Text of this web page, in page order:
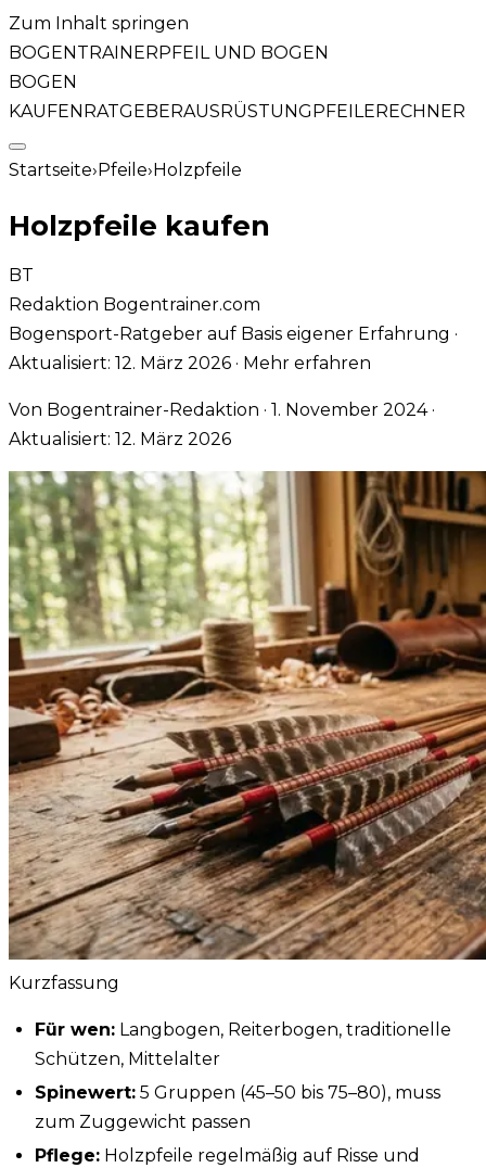
Zum Inhalt springen
BOGENTRAINERPFEIL UND BOGEN
BOGEN
KAUFENRATGEBERAUSRÜSTUNGPFEILERECHNER
Startseite›Pfeile›Holzpfeile
Holzpfeile kaufen
BT
Redaktion Bogentrainer.com
Bogensport-Ratgeber auf Basis eigener Erfahrung ·
Aktualisiert: 12. März 2026 · Mehr erfahren
Von Bogentrainer-Redaktion · 1. November 2024·
Aktualisiert: 12. März 2026
Kurzfassung
Für wen: Langbogen, Reiterbogen, traditionelle
Schützen, Mittelalter
Spinewert: 5 Gruppen (45–50 bis 75–80), muss
zum Zuggewicht passen
Pflege: Holzpfeile regelmäßig auf Risse und